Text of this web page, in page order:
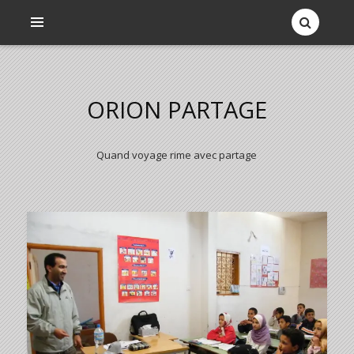
ORION PARTAGE
Quand voyage rime avec partage